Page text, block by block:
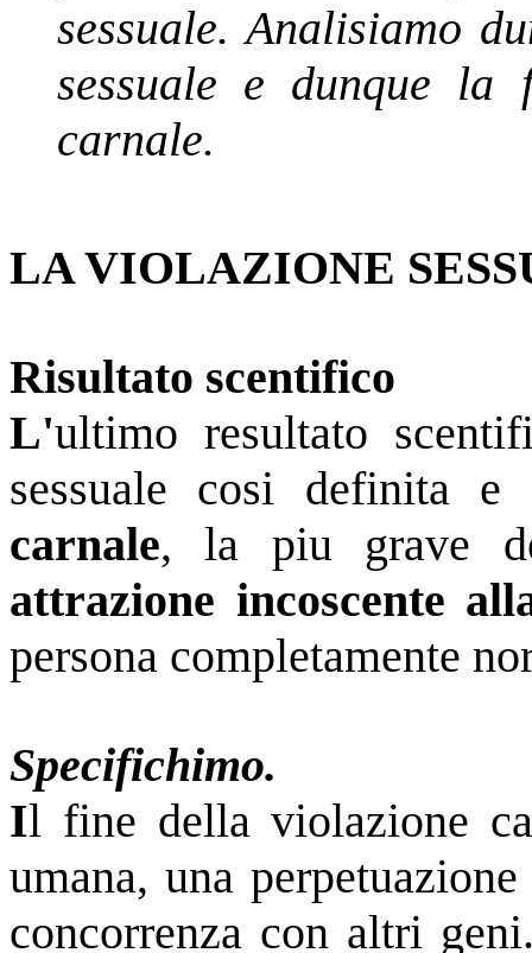
sessuale. Analisiamo
sessuale e dunque
carnale.
LA VIOLAZIONE
Risultato scentifico
L'ultimo resultato
sessuale cosi definita
carnale, la piu grave
attrazione incoscente
persona completamente
Specifichimo.
Il fine della violazione
umana, una
concorrenza con altri